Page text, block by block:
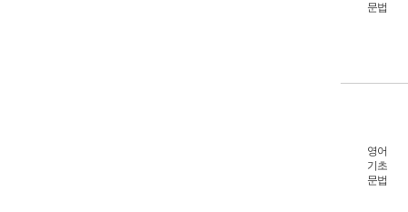
문법
영어
기초
문법